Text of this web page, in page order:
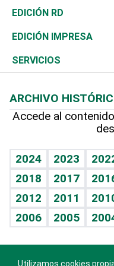
Ocenanía
Caribe
Resto del mundo
Telecom.
Global y variable
Economía personal
Sociales
Novedades
Podcast Arte Libre
Hablando con el
Vida y familia
Eñe
Celebrando la vida
Sin complejos
En pocas palabras
Tenis
Olimpismo
Más deportes
Línea de hit
TBT Deportivo
El Espía
Noticiero Poteleche
Columnistas
Historia
Martes de tecnología
Cambio climático
Revista
Deportes
Opinión
Hecho en casa
Guía del dinero
EDICIÓN RD
EDICIÓN IMPRESA
SERVICIOS
Cumpleaños
Horóscopos
Crucigramas
ARCHIVO
Accede al
2024 2023
2018
2017
2012
2011
2006
2005
Utilizamos cookies